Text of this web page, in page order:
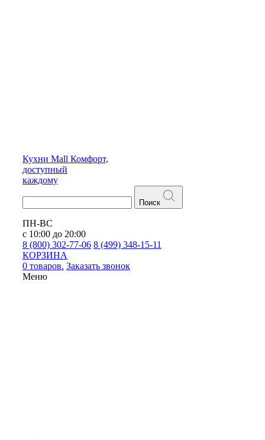
Кухни Mall Комфорт,
доступный
каждому
Поиск
ПН-ВС
с 10:00 до 20:00
8 (800) 302-77-06 8 (499) 348-15-11
КОРЗИНА
0 товаров. Заказать звонок
Меню